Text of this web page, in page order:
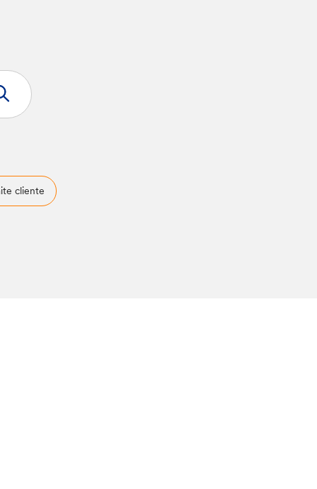
cliente